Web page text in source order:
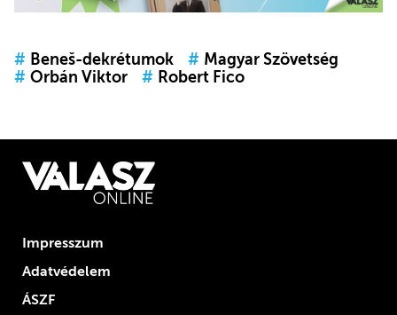
# Beneš-dekrétumok # Magyar Szövetség
# Orbán Viktor # Robert Fico
Impresszum
Adatvédelem
ÁSZF